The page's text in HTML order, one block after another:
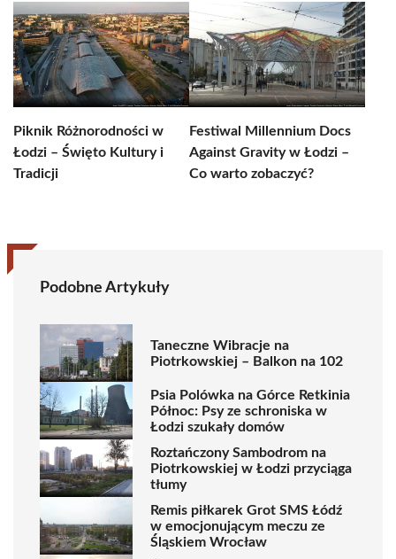
Piknik Różnorodności w
Łodzi – Święto Kultury i
Tradicji
Festiwal Millennium Docs
Against Gravity w Łodzi –
Co warto zobaczyć?
Podobne Artykuły
Taneczne Wibracje na
Piotrkowskiej – Balkon na 102
Psia Polówka na Górce Retkinia
Północ: Psy ze schroniska w
Łodzi szukały domów
Roztańczony Sambodrom na
Piotrkowskiej w Łodzi przyciąga
tłumy
Remis piłkarek Grot SMS Łódź
w emocjonującym meczu ze
Śląskiem Wrocław